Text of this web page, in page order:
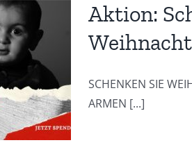
Aktion:
SCHENKEN SIE
ARMEN [...]